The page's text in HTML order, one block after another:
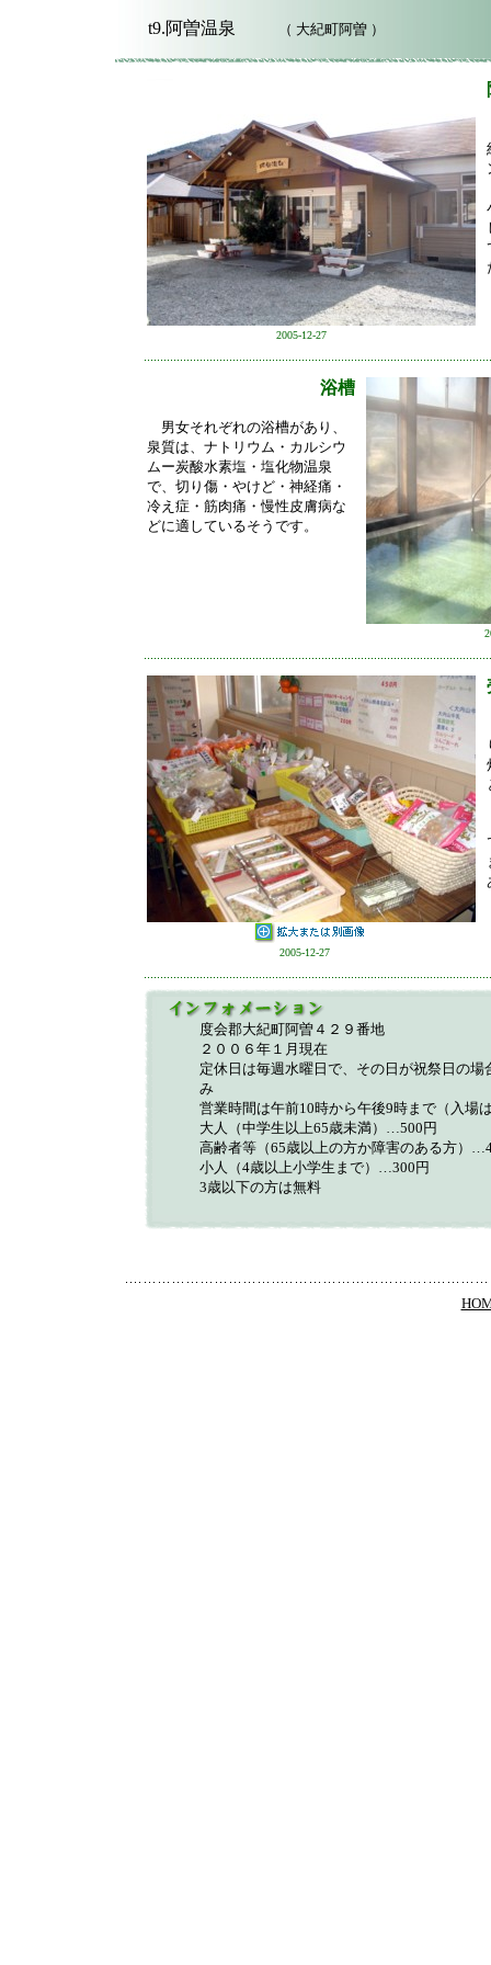
t9.阿曽温泉 （ 大紀町阿曽 ）
2005-12-27
浴槽
男女それぞれの浴槽があり、
泉質は、ナトリウム・カルシウ
ムー炭酸水素塩・塩化物温泉
で、切り傷・やけど・神経痛・
冷え症・筋肉痛・慢性皮膚病な
どに適しているそうです。
2005-12-27
度会郡大紀町阿曽４２９番地
２００６年１月現在
定休日は毎週水曜日で、その日が祝祭日の場
み
営業時間は午前10時から午後9時まで（入場
大人（中学生以上65歳未満）…500円
高齢者等（65歳以上の方か障害のある方）
小人（4歳以上小学生まで）…300円
3歳以下の方は無料